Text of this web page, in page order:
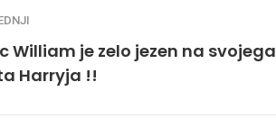
William je zelo jezen na svojega
Harryja !!